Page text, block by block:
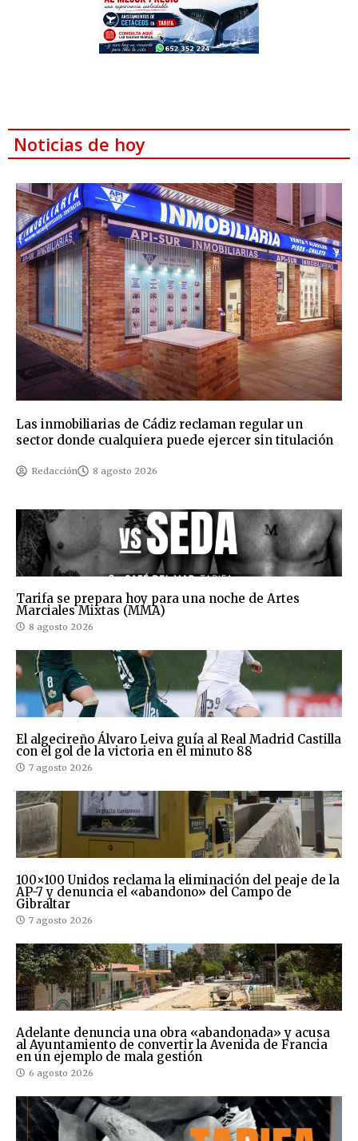
Noticias de hoy
Las inmobiliarias de Cádiz reclaman regular un
sector donde cualquiera puede ejercer sin titulación
Redacción 8 agosto 2026
Tarifa se prepara hoy para una noche de Artes
Marciales Mixtas (MMA)
8 agosto 2026
El algecireño Álvaro Leiva guía al Real Madrid Castilla
con el gol de la victoria en el minuto 88
7 agosto 2026
100×100 Unidos reclama la eliminación del peaje de la
AP-7 y denuncia el «abandono» del Campo de
Gibraltar
7 agosto 2026
Adelante denuncia una obra «abandonada» y acusa
al Ayuntamiento de convertir la Avenida de Francia
en un ejemplo de mala gestión
6 agosto 2026